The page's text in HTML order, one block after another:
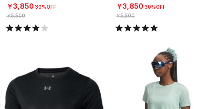
N）
￥3,850 30%OFF
￥5,500
N）
￥3,850 30%OFF
￥5,500